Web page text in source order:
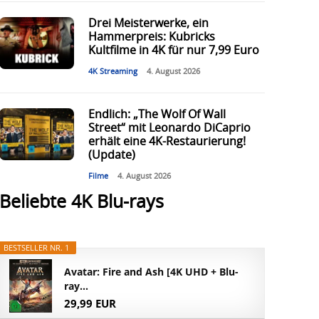
Drei Meisterwerke, ein
Hammerpreis: Kubricks
Kultfilme in 4K für nur 7,99 Euro
4K Streaming 4. August 2026
Endlich: „The Wolf Of Wall
Street“ mit Leonardo DiCaprio
erhält eine 4K-Restaurierung!
(Update)
Filme 4. August 2026
Beliebte 4K Blu-rays
BESTSELLER NR. 1
Avatar: Fire and Ash [4K UHD + Blu-
ray...
29,99 EUR